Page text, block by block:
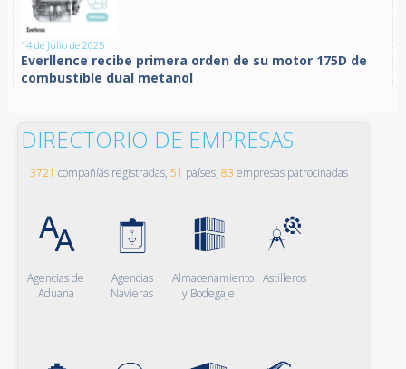
14 de Julio de 2025
Everllence recibe primera orden de su motor 175D de
combustible dual metanol
DIRECTORIO DE EMPRESAS
3721 compañías registradas, 51 países, 83 empresas patrocinadas
Agencias de
Aduana
Agencias
Navieras
Almacenamiento
y Bodegaje
Astilleros